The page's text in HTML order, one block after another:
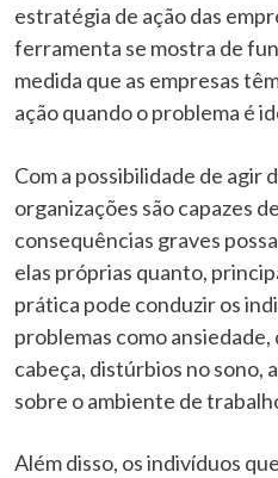
estratégia de ação das
ferramenta se mostra de
medida que as empresas
ação quando o problema é
Com a possibilidade de agir
organizações são capazes
consequências graves
elas próprias quanto,
prática pode conduzir os
problemas como
cabeça, distúrbios no sono,
sobre o ambiente de
Além disso, os indivíduos